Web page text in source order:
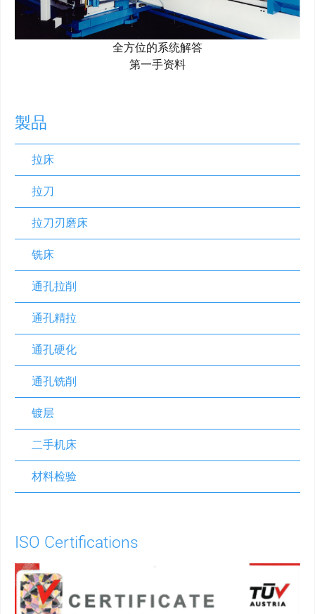
全方位的系统解答
第一手资料
製品
拉床
拉刀
拉刀刃磨床
铣床
通孔拉削
通孔精拉
通孔硬化
通孔铣削
镀层
二手机床
材料检验
ISO Certifications